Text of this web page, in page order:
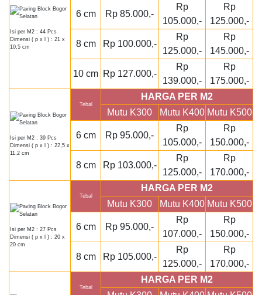
Isi per M2 : 44 Pcs
Dimensi ( p x l ) : 21 x
10,5 cm
6 cm Rp 85.000,-
Rp
105.000,-
Rp
125.000,-
8 cm Rp 100.000,-
Rp
125.000,-
Rp
145.000,-
10 cm Rp 127.000,-
Rp
139.000,-
Rp
175.000,-
Isi per M2 : 39 Pcs
Dimensi ( p x l ) : 22,5 x
11,2 cm
Tebal
HARGA PER M2
Mutu K300
Mutu K400 Mutu K500
6 cm Rp 95.000,-
Rp
105.000,-
Rp
150.000,-
8 cm Rp 103.000,-
Rp
125.000,-
Rp
170.000,-
Isi per M2 : 27 Pcs
Dimensi ( p x l ) : 20 x
20 cm
Tebal
HARGA PER M2
Mutu K300
Mutu K400 Mutu K500
6 cm Rp 95.000,-
Rp
107.000,-
Rp
150.000,-
8 cm Rp 105.000,-
Rp
125.000,-
Rp
170.000,-
Tebal
HARGA PER M2